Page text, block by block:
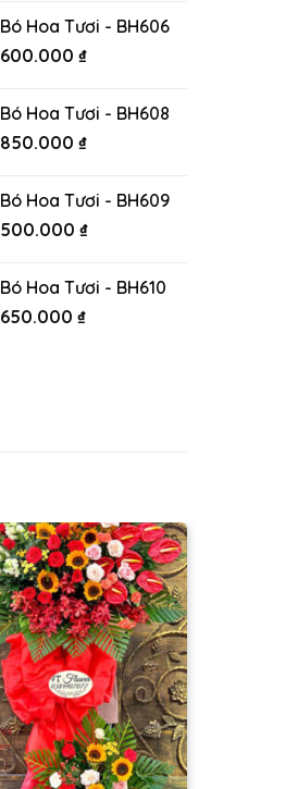
Bó Hoa Tươi - BH606
600.000 ₫
Bó Hoa Tươi - BH608
850.000 ₫
Bó Hoa Tươi - BH609
500.000 ₫
Bó Hoa Tươi - BH610
650.000 ₫